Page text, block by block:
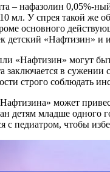
– нафазолин 0,05%-
мл. У спрея такой же
основного
детский «Нафтизин»
«Нафтизин» могут
заключается в
строго соблюдать
может
детям младше
с педиатром, чтобы